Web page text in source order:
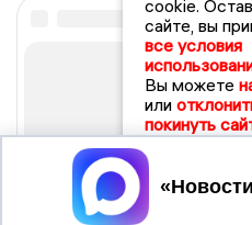
cookie.
сайте, вы
все условия
Вы можете
или
покинуть
Принять